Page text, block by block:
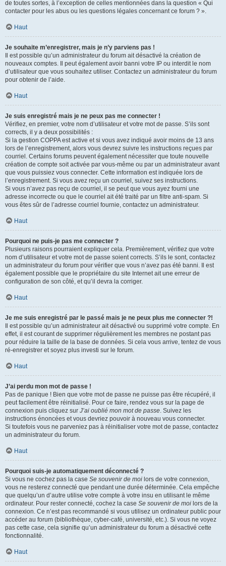
de toutes sortes, à l’exception de celles mentionnées dans la question « Qui
contacter pour les abus ou les questions légales concernant ce forum ? ».
Haut
Je souhaite m’enregistrer, mais je n’y parviens pas !
Il est possible qu’un administrateur du forum ait désactivé la création de
nouveaux comptes. Il peut également avoir banni votre IP ou interdit le nom
d’utilisateur que vous souhaitez utiliser. Contactez un administrateur du forum
pour obtenir de l’aide.
Haut
Je suis enregistré mais je ne peux pas me connecter !
Vérifiez, en premier, votre nom d’utilisateur et votre mot de passe. S’ils sont
corrects, il y a deux possibilités :
Si la gestion COPPA est active et si vous avez indiqué avoir moins de 13 ans
lors de l’enregistrement, alors vous devrez suivre les instructions reçues par
courriel. Certains forums peuvent également nécessiter que toute nouvelle
création de compte soit activée par vous-même ou par un administrateur avant
que vous puissiez vous connecter. Cette information est indiquée lors de
l’enregistrement. Si vous avez reçu un courriel, suivez ses instructions.
Si vous n’avez pas reçu de courriel, il se peut que vous ayez fourni une
adresse incorrecte ou que le courriel ait été traité par un filtre anti-spam. Si
vous êtes sûr de l’adresse courriel fournie, contactez un administrateur.
Haut
Pourquoi ne puis-je pas me connecter ?
Plusieurs raisons pourraient expliquer cela. Premièrement, vérifiez que votre
nom d’utilisateur et votre mot de passe soient corrects. S’ils le sont, contactez
un administrateur du forum pour vérifier que vous n’avez pas été banni. Il est
également possible que le propriétaire du site Internet ait une erreur de
configuration de son côté, et qu’il devra la corriger.
Haut
Je me suis enregistré par le passé mais je ne peux plus me connecter ?!
Il est possible qu’un administrateur ait désactivé ou supprimé votre compte. En
effet, il est courant de supprimer régulièrement les membres ne postant pas
pour réduire la taille de la base de données. Si cela vous arrive, tentez de vous
ré-enregistrer et soyez plus investi sur le forum.
Haut
J’ai perdu mon mot de passe !
Pas de panique ! Bien que votre mot de passe ne puisse pas être récupéré, il
peut facilement être réinitialisé. Pour ce faire, rendez vous sur la page de
connexion puis cliquez sur J’ai oublié mon mot de passe. Suivez les
instructions énoncées et vous devriez pouvoir à nouveau vous connecter.
Si toutefois vous ne parveniez pas à réinitialiser votre mot de passe, contactez
un administrateur du forum.
Haut
Pourquoi suis-je automatiquement déconnecté ?
Si vous ne cochez pas la case Se souvenir de moi lors de votre connexion,
vous ne resterez connecté que pendant une durée déterminée. Cela empêche
que quelqu’un d’autre utilise votre compte à votre insu en utilisant le même
ordinateur. Pour rester connecté, cochez la case Se souvenir de moi lors de la
connexion. Ce n’est pas recommandé si vous utilisez un ordinateur public pour
accéder au forum (bibliothèque, cyber-café, université, etc.). Si vous ne voyez
pas cette case, cela signifie qu’un administrateur du forum a désactivé cette
fonctionnalité.
Haut